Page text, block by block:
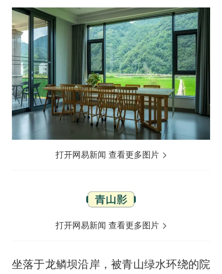
打开网易新闻 查看更多图片
打开网易新闻 查看更多图片
坐落于龙鳞坝沿岸，被青山绿水环绕的院